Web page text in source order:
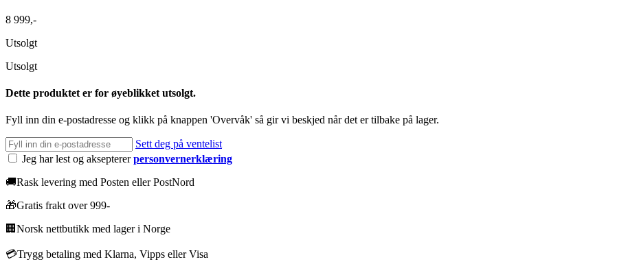
8 999,-
Utsolgt
Utsolgt
Dette produktet er for øyeblikket utsolgt.
Fyll inn din e-postadresse og klikk på knappen 'Overvåk' så gir vi beskjed når det er tilbake på lager.
Sett deg på ventelist
Jeg har lest og akseptererpersonvernerklæring
🚚Rask levering med Posten eller PostNord
🎁Gratis frakt over 999-
🏢 Norsk nettbutikk med lager i Norge
💳Trygg betaling med Klarna, Vipps eller Visa